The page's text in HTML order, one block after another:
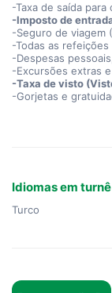
-Taxa de saída
-Imposto de
-Seguro de viagem
-Todas as
-Despesas
-Excursões extras
-Taxa de visto
-Gorjetas e
Idiomas em turnê
Turco